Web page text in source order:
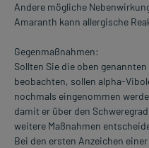
Andere mögliche
Amaranth kann allergische
Gegenmaßnahmen:
Sollten Sie die oben
beobachten, sollen alpha-
nochmals eingenommen
damit er über den
weitere Maßnahmen
Bei den ersten Anzeichen